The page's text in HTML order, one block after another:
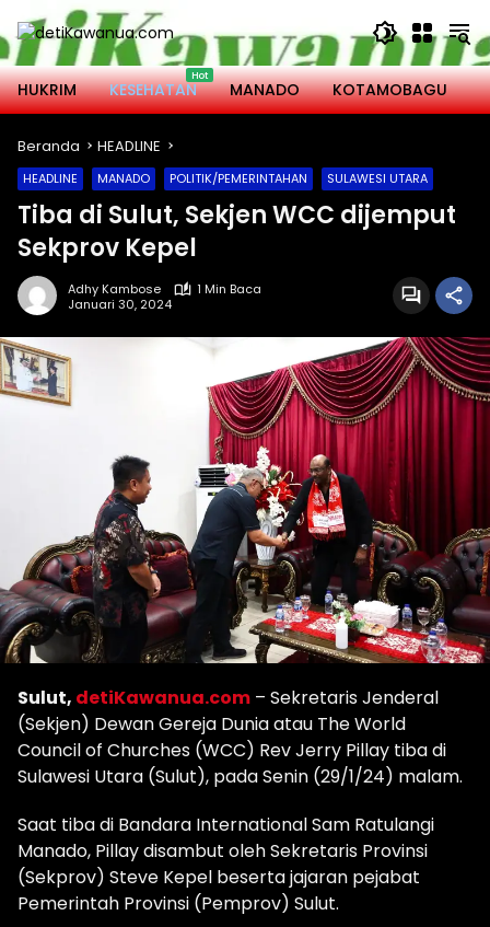
Langsung
ke
konten
HUKRIM
KESEHATAN MANADO KOTAMOBAGU
Beranda HEADLINE
HEADLINE MANADO POLITIK/PEMERINTAHAN SULAWESI UTARA
Tiba di Sulut, Sekjen WCC dijemput
Sekprov Kepel
Adhy Kambose
1 Min Baca
Januari 30, 2024
Sulut, detiKawanua.com – Sekretaris Jenderal
(Sekjen) Dewan Gereja Dunia atau The World
Council of Churches (WCC) Rev Jerry Pillay tiba di
Sulawesi Utara (Sulut), pada Senin (29/1/24) malam.
Saat tiba di Bandara International Sam Ratulangi
Manado, Pillay disambut oleh Sekretaris Provinsi
(Sekprov) Steve Kepel beserta jajaran pejabat
Pemerintah Provinsi (Pemprov) Sulut.